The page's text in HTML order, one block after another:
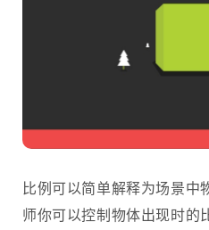
比例可以简单解释为场景中
师你可以控制物体出现时的